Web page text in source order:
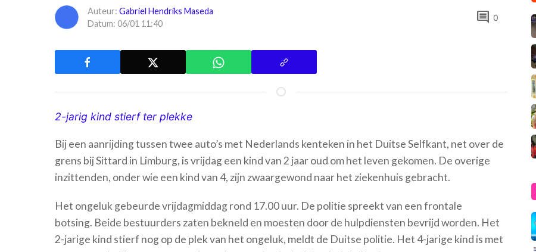
Auteur: Gabriel Hendriks Maseda
Datum: 06/01 11:40
comment 0
2-jarig kind stierf ter plekke
Bij een aanrijding tussen twee auto’s met Nederlands kenteken in het Duitse Selfkant, net over de
grens bij Sittard in Limburg, is vrijdag een kind van 2 jaar oud om het leven gekomen. De overige
inzittenden, onder wie een kind van 4, zijn zwaargewond naar het ziekenhuis gebracht.
Het ongeluk gebeurde vrijdagmiddag rond 17.00 uur. De politie spreekt van een frontale
botsing. Beide bestuurders zaten bekneld en moesten door de hulpdiensten bevrijd worden. Het
2-jarige kind stierf nog op de plek van het ongeluk, meldt de Duitse politie. Het 4-jarige kind is met